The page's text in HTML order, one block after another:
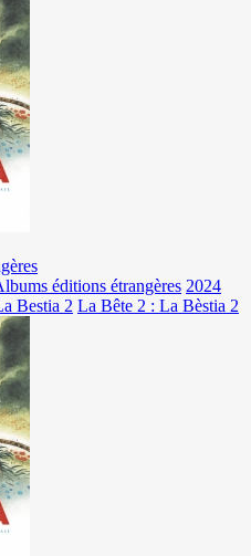
éditions étrangères 2024
Bestia 2 La Bête 2 : La Bèstia 2